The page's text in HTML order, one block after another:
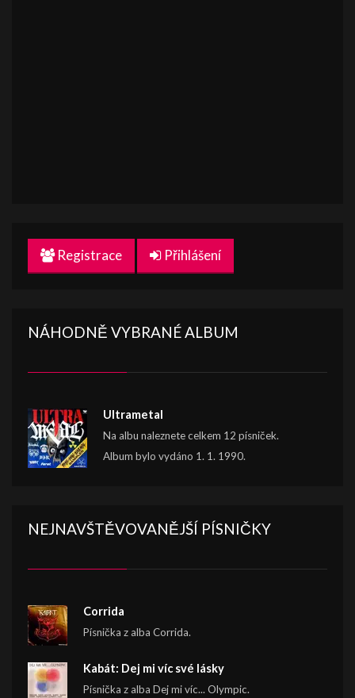
Registrace Přihlášení
NÁHODNĚ VYBRANÉ ALBUM
Ultrametal
Na albu naleznete celkem 12 písniček.
Album bylo vydáno 1. 1. 1990.
NEJNAVŠTĚVOVANĚJŠÍ PÍSNIČKY
Corrida
Písnička z alba Corrida.
Kabát: Dej mi víc své lásky
Písnička z alba Dej mi víc... Olympic.